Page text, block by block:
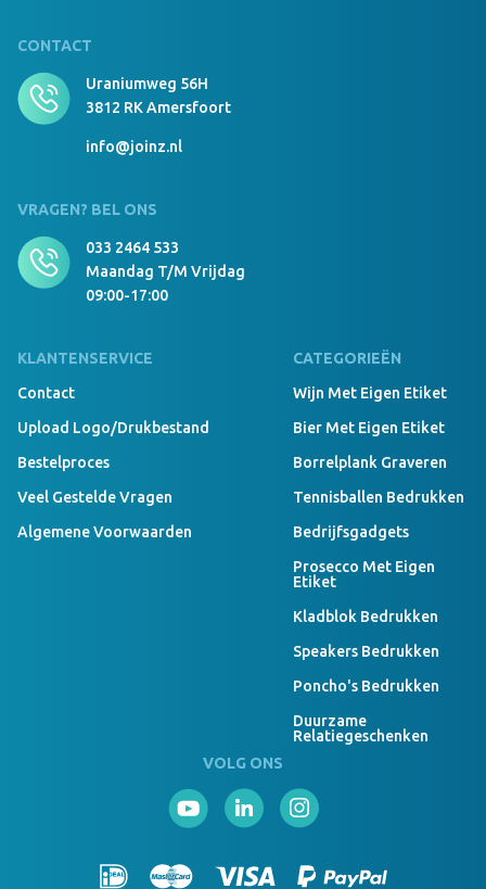
CONTACT
Uraniumweg 56H
3812 RK Amersfoort
info@joinz.nl
VRAGEN? BEL ONS
033 2464 533
Maandag T/m Vrijdag
09:00-17:00
KLANTENSERVICE
Contact
Upload Logo/drukbestand
Bestelproces
Veel Gestelde Vragen
Algemene Voorwaarden
CATEGORIEËN
Wijn Met Eigen Etiket
Bier Met Eigen Etiket
Borrelplank Graveren
Tennisballen Bedrukken
Bedrijfsgadgets
Prosecco Met Eigen
Etiket
Kladblok Bedrukken
Speakers Bedrukken
Poncho's Bedrukken
Duurzame
Relatiegeschenken
VOLG ONS